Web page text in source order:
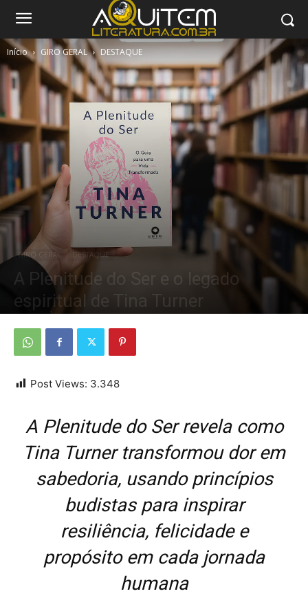
Início GIRO GERAL DESTAQUE
GIRO GERAL DESTAQUE
A Plenitude do Ser e o legado
espiritual de Tina Turner
Post Views: 3.348
A Plenitude do Ser revela como
Tina Turner transformou dor em
sabedoria, usando princípios
budistas para inspirar
resiliência, felicidade e
propósito em cada jornada
humana